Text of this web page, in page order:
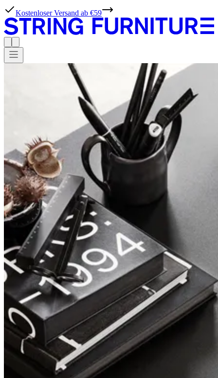
Kostenloser Versand ab €59
Möglichkeiten kennen.
Bei String Furniture leben wir für unkomplizierte Einfachheit. Mit
unseren Werkzeugen, Ideen und Inspirationen könnte die Planung
von Projekten mit unseren Produkten nicht einfacher sein.
Produkte